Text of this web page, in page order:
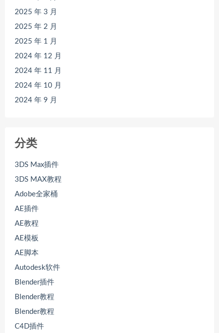
2025 年 3 月
2025 年 2 月
2025 年 1 月
2024 年 12 月
2024 年 11 月
2024 年 10 月
2024 年 9 月
分类
3DS Max插件
3DS MAX教程
Adobe全家桶
AE插件
AE教程
AE模板
AE脚本
Autodesk软件
Blender插件
Blender教程
Blender教程
C4D插件